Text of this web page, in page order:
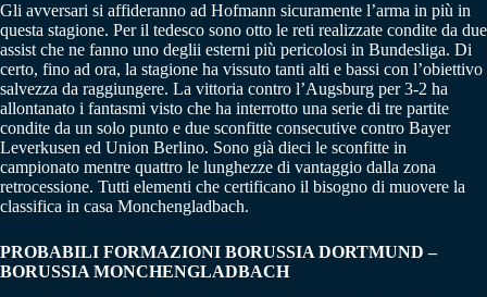
Gli avversari si affideranno ad Hofmann sicuramente l’arma in più in
questa stagione. Per il tedesco sono otto le reti realizzate condite da due
assist che ne fanno uno deglii esterni più pericolosi in Bundesliga. Di
certo, fino ad ora, la stagione ha vissuto tanti alti e bassi con l’obiettivo
salvezza da raggiungere. La vittoria contro l’Augsburg per 3-2 ha
allontanato i fantasmi visto che ha interrotto una serie di tre partite
condite da un solo punto e due sconfitte consecutive contro Bayer
Leverkusen ed Union Berlino. Sono già dieci le sconfitte in
campionato mentre quattro le lunghezze di vantaggio dalla zona
retrocessione. Tutti elementi che certificano il bisogno di muovere la
classifica in casa Monchengladbach.
PROBABILI FORMAZIONI BORUSSIA DORTMUND –
BORUSSIA MONCHENGLADBACH